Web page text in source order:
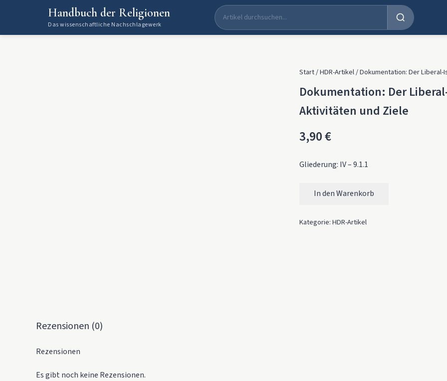
Handbuch der Religionen
Das wissenschaftliche Nachschlagewerk
Start/HDR-Artikel/ Dokumentation: Der Liberal-
Dokumentation: Der
Aktivitäten und Ziele
3,90€
Gliederung: IV – 9.1.1
Dokumentation: Der Liberal-Islamische
In den Warenkorb
Kategorie:HDR-Artikel
Rezensionen (0)
Rezensionen
Es gibt noch keine Rezensionen.